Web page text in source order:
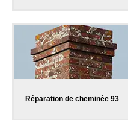
Réparation de cheminée 93